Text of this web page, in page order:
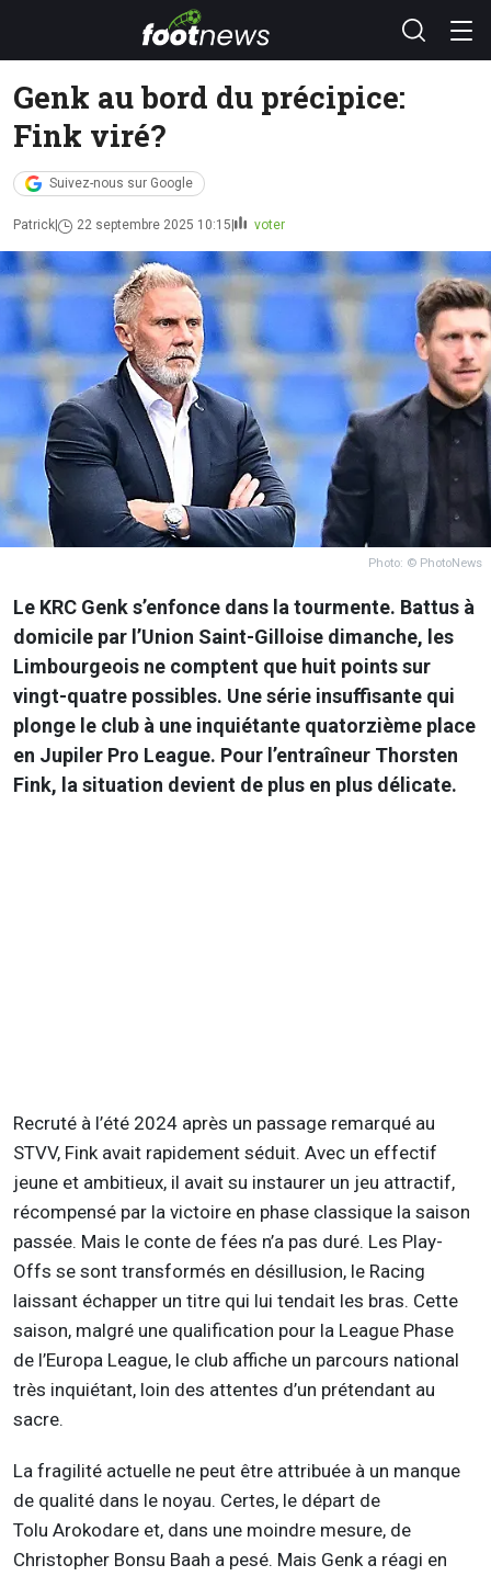
Genk au bord du précipice:
Fink viré?
Suivez-nous sur Google
Patrick 22 septembre 2025 10:15 voter
Photo: © PhotoNews
Le KRC Genk s’enfonce dans la tourmente. Battus à
domicile par l’Union Saint-Gilloise dimanche, les
Limbourgeois ne comptent que huit points sur
vingt-quatre possibles. Une série insuffisante qui
plonge le club à une inquiétante quatorzième place
en Jupiler Pro League. Pour l’entraîneur Thorsten
Fink, la situation devient de plus en plus délicate.
Recruté à l’été 2024 après un passage remarqué au
STVV, Fink avait rapidement séduit. Avec un effectif
jeune et ambitieux, il avait su instaurer un jeu attractif,
récompensé par la victoire en phase classique la saison
passée. Mais le conte de fées n’a pas duré. Les Play-
Offs se sont transformés en désillusion, le Racing
laissant échapper un titre qui lui tendait les bras. Cette
saison, malgré une qualification pour la League Phase
de l’Europa League, le club affiche un parcours national
très inquiétant, loin des attentes d’un prétendant au
sacre.
La fragilité actuelle ne peut être attribuée à un manque
de qualité dans le noyau. Certes, le départ de
Tolu Arokodare et, dans une moindre mesure, de
Christopher Bonsu Baah a pesé. Mais Genk a réagi en